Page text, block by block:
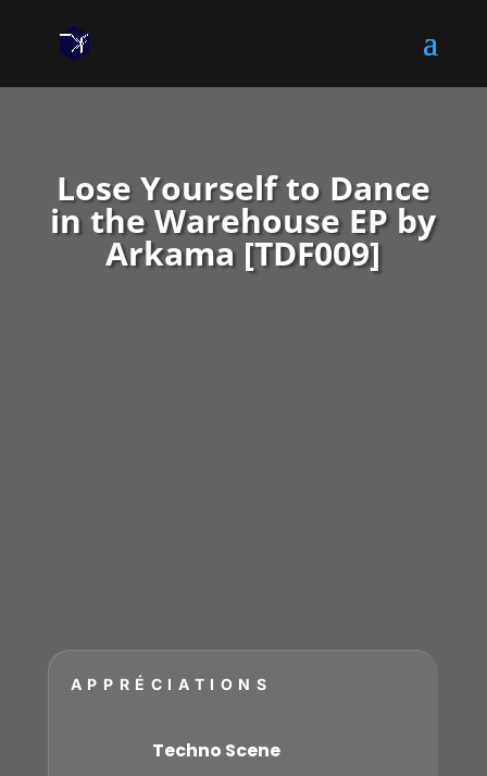
Lose Yourself to Dance
in the Warehouse EP by
Arkama [TDF009]
APPRÉCIATIONS
Techno Scene